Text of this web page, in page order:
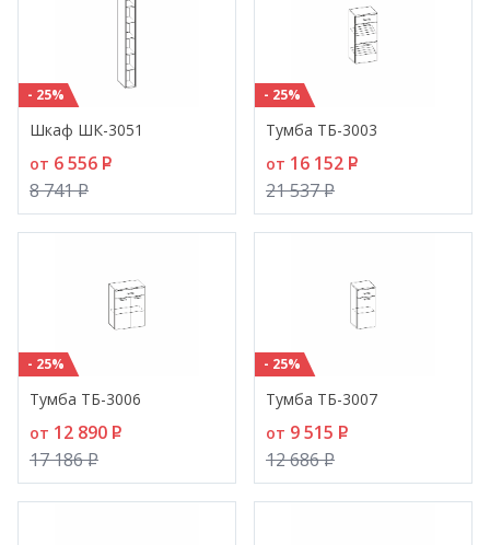
- 25%
Шкаф ШК-3051
от 6 556 P
8 741P
- 25%
Тумба ТБ-3003
от 16 152 P
21 537P
- 25%
Тумба ТБ-3006
от 12 890 P
17 186P
- 25%
Тумба ТБ-3007
от 9 515 P
12 686P